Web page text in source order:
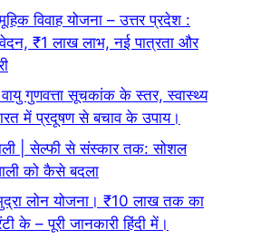
विवाह योजना – उत्तर प्रदेश :
₹1 लाख लाभ, नई पात्रता और
गुणवत्ता सूचकांक के स्तर, स्वास्थ्य
में प्रदूषण से बचाव के उपाय।
| सेल्फी से संस्कार तक: सोशल
को कैसे बदला
लोन योजना। ₹10 लाख तक का
के – पूरी जानकारी हिंदी में।